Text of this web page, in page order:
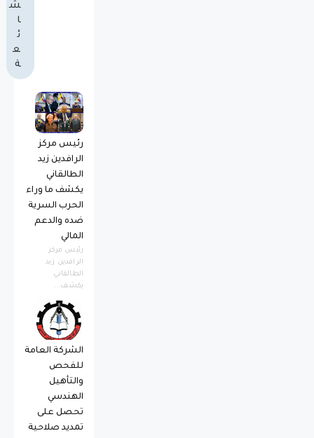
ش
ا
ئ
ع
ة
رئيس مركز
الرافدين زيد
الطالقاني
يكشف ما وراء
الحرب السرية
ضده والدعم
المالي
رئيس مركز
الرافدين زيد
الطالقاني
يكشف...
الشركة العامة
للفحص
والتأهيل
الهندسي
تحصل على
تمديد صلاحية